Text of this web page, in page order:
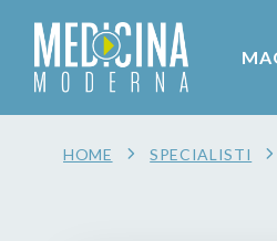
HOME SPECIALISTI